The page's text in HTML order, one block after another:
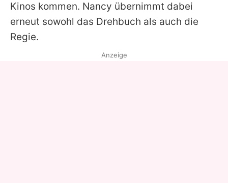
Kinos kommen. Nancy übernimmt dabei
erneut sowohl das Drehbuch als auch die
Regie.
Anzeige